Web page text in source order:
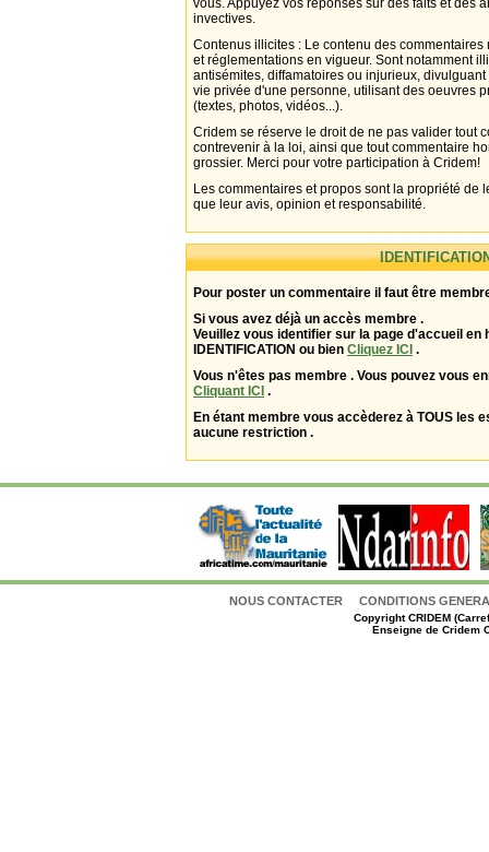
vous. Appuyez vos réponses sur des faits et des
invectives.
Contenus illicites : Le contenu des
et réglementations en vigueur. Sont notamment
antisémites, diffamatoires ou injurieux,
vie privée d'une personne, utilisant des oeuvres
(textes, photos, vidéos...).
Cridem se réserve le droit de ne pas valider tout
contrevenir à la loi, ainsi que tout commentaire
grossier. Merci pour votre participation à Cridem!
Les commentaires et propos sont la propriété de
que leur avis, opinion et responsabilité.
Pour poster un commentaire il faut être
Si vous avez déjà un accès membre .
Veuillez vous identifier sur la page d'accueil en
IDENTIFICATION ou bien Cliquez ICI .
Vous n'êtes pas membre . Vous pouvez vous
Cliquant ICI .
En étant membre vous accèderez à TOUS les
aucune restriction .
NOUS CONTACTER CONDITIONS
CopyrightCRIDEM
Enseigne de Cridem